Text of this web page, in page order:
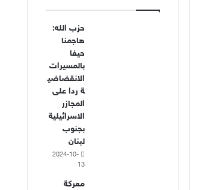
حزب الله:
هاجمنا
حيفا
بالمسيرات
الانقضاضي
ة ردا على
المجازر
الاسرائيلية
بجنوب
لبنان
2024-10-
13
معركة